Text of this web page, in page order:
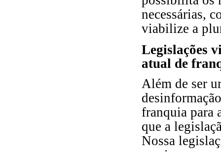
necessárias,
viabilize a
Legislações
atual de
Além de ser
franquia para
que a
Nossa